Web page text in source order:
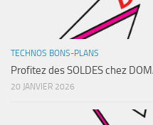
TECHNOS BONS-PLANS
Profitez des SOLDES chez
20 JANVIER 2026